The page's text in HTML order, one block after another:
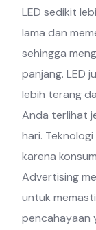
LED sedikit
lama dan
sehingga
panjang. LED
lebih terang
Anda terlihat
hari.
karena
Advertising
untuk
pencahayaan